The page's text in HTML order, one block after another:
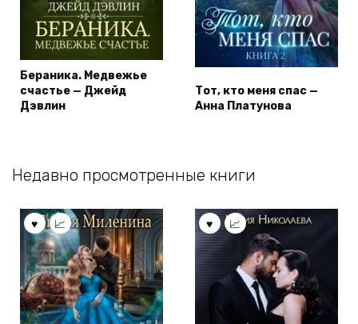
Бераника. Медвежье
счастье — Джейд
Дэвлин
Тот, кто меня спас —
Анна Платунова
Недавно просмотренные книги